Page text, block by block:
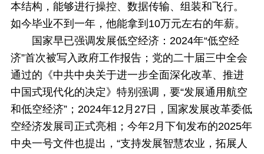
本结构，能够进行操控、数据传输、组装和飞行。
如今毕业不到一年，他能拿到10万元左右的年薪。
国家早已强调发展低空经济：2024年“低空经
济”首次被写入政府工作报告；党的二十届三中全会
通过的《中共中央关于进一步全面深化改革、推进
中国式现代化的决定》特别强调，要“发展通用航空
和低空经济”；2024年12月27日，国家发展改革委低
空经济发展司正式亮相；今年2月下旬发布的2025年
中央一号文件也提出，“支持发展智慧农业，拓展人